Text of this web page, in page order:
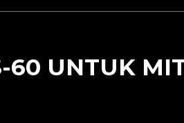
60 UNTUK